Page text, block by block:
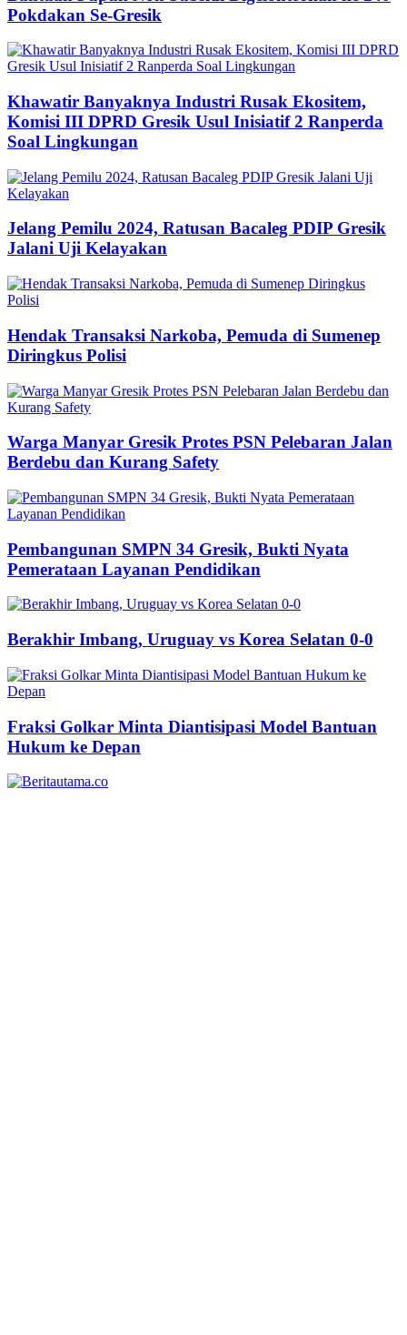
Pokdakan Se-Gresik
Khawatir Banyaknya Industri Rusak Ekositem,
Komisi III DPRD Gresik Usul Inisiatif 2 Ranperda
Soal Lingkungan
Jelang Pemilu 2024, Ratusan Bacaleg PDIP Gresik
Jalani Uji Kelayakan
Hendak Transaksi Narkoba, Pemuda di Sumenep
Diringkus Polisi
Warga Manyar Gresik Protes PSN Pelebaran Jalan
Berdebu dan Kurang Safety
Pembangunan SMPN 34 Gresik, Bukti Nyata
Pemerataan Layanan Pendidikan
Berakhir Imbang, Uruguay vs Korea Selatan 0-0
Fraksi Golkar Minta Diantisipasi Model Bantuan
Hukum ke Depan